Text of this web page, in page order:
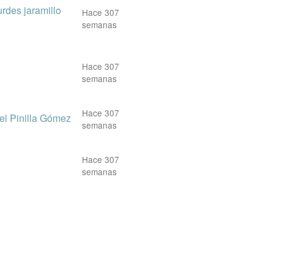
jaramillo
Hace 307
semanas
Hace 307
semanas
Pinilla Gómez
Hace 307
semanas
Hace 307
semanas